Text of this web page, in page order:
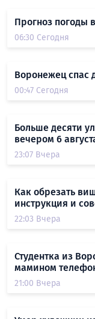
Прогноз погоды
06:30 Сегодня
Воронежец спас
00:47 Сегодня
Больше десяти
вечером 6
23:07 Вчера
Как обрезать
инструкция и
22:03 Вчера
Студентка из
мамином
21:00 Вчера